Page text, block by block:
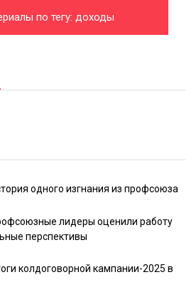
по тегу: доходы
одного изгнания из профсоюза
лидеры оценили работу
перспективы
колдоговорной кампании-2025 в